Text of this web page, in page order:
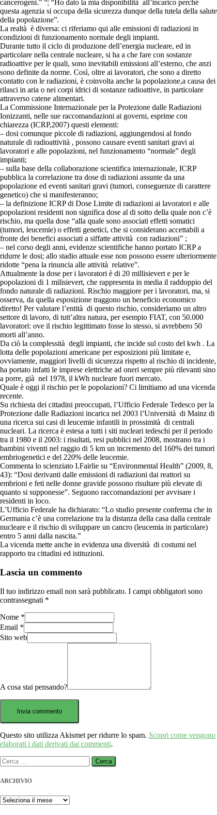
cancerogeni.” “¦ “Ho dato la mia disponibilità all’incarico perché
questa agenzia si occupa della sicurezza dunque della tutela della salute
della popolazione”.
La realtà è diversa: ci riferiamo qui alle emissioni di radiazioni in
condizioni di funzionamento normale degli impianti.
Durante tutto il ciclo di produzione dell’energia nucleare, ed in
particolare nella centrale nucleare, si ha a che fare con sostanze
radioattive per le quali, sono inevitabili emissioni all’esterno, che anzi
sono definite da norme. Così, oltre ai lavoratori, che sono a diretto
contatto con le radiazioni, è coinvolta anche la popolazione,a causa dei
rilasci in aria o nei corpi idrici di sostanze radioattive, in particolare
attraverso catene alimentari.
La Commissione Internazionale per la Protezione dalle Radiazioni
Ionizzanti, nelle sue raccomandazioni ai governi, esprime con
chiarezza (ICRP,2007) questi elementi:
– dosi comunque piccole di radiazioni, aggiungendosi al fondo
naturale di radioattività , possono causare eventi sanitari gravi ai
lavoratori e alle popolazioni, nel funzionamento “normale” degli
impianti;
– sulla base della collaborazione scientifica internazionale, ICRP
pubblica la correlazione tra dose di radiazioni assunte da una
popolazione ed eventi sanitari gravi (tumori, conseguenze di carattere
genetico) che si manifesteranno;
– la definizione ICRP di Dose Limite di radiazioni ai lavoratori e alle
popolazioni residenti non significa dose al di sotto della quale non c’è
rischio, ma quella dose “alla quale sono associati effetti somatici
(tumori, leucemie) o effetti genetici, che si considerano accettabili a
fronte dei benefici associati a siffatte attività con radiazioni” ;
– nel corso degli anni, evidenze scientifiche hanno portato ICRP a
ridurre le dosi; allo stadio attuale esse non possono essere ulteriormente
ridotte “pena la rinuncia alle attività relative”.
Attualmente la dose per i lavoratori è di 20 millisievert e per le
popolazioni di 1 milisievert, che rappresenta in media il raddoppio del
fondo naturale di radiazioni. Rischio maggiore per i lavoratori, ma, si
osserva, da quella esposizione traggono un beneficio economico
diretto! Per valutare l’entità di questo rischio, consideriamo un altro
settore di lavoro, di tutt’altra natura, per esempio FIAT, con 50.000
lavoratori: ove il rischio legittimato fosse lo stesso, si avrebbero 50
morti all’anno.
Da ciò la complessità degli impianti, che incide sul costo del kwh . La
lotta delle popolazioni americane per esposizioni più limitate e,
ovviamente, maggiori livelli di sicurezza rispetto al rischio di incidente,
ha portato infatti le imprese elettriche ad oneri sempre più rilevanti sino
a porre, già nel 1978, il kWh nucleare fuori mercato.
Quale è oggi il rischio per le popolazioni? Ci limitiamo ad una vicenda
recente.
Su richiesta dei cittadini preoccupati, l’Ufficio Federale Tedesco per la
Protezione dalle Radiazioni incarica nel 2003 l’Università di Mainz di
una ricerca sui casi di leucemie infantili in prossimità di centrali
nucleari. La ricerca è estesa a tutti i siti nucleari tedeschi per il periodo
tra il 1980 e il 2003: i risultati, resi pubblici nel 2008, mostrano tra i
bambini viventi nel raggio di 5 km un incremento del 160% dei tumori
embriogenetici e del 220% delle leucemie.
Commenta lo scienziato I.Fairlie su “Environmental Health” (2009, 8,
43): “Dosi derivanti dalle emissioni di radiazioni dai reattori su
embrioni e feti nelle donne gravide possono risultare più elevate di
quanto si supponesse”. Seguono raccomandazioni per avvisare i
residenti in loco.
L’Ufficio Federale ha dichiarato: “Lo studio presente conferma che in
Germania c’è una correlazione tra la distanza della casa dalla centrale
nucleare e il rischio di sviluppare un cancro (leucemia in particolare)
entro 5 anni dalla nascita.”
La vicenda mette anche in evidenza una diversità di costumi nel
rapporto tra cittadini ed istituzioni.
Lascia un commento
Il tuo indirizzo email non sarà pubblicato. I campi obbligatori sono
contrassegnati *
Nome *
Email *
Sito web
A cosa stai pensando?
Questo sito utilizza Akismet per ridurre lo spam. Scopri come vengono
elaborati i dati derivati dai commenti.
Ricerca
per:
ARCHIVIO
ARCHIVIO